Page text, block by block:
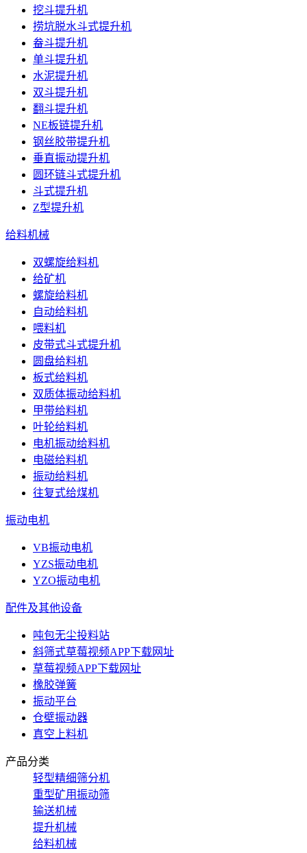
挖斗提升机
捞坑脱水斗式提升机
畚斗提升机
单斗提升机
水泥提升机
双斗提升机
翻斗提升机
NE板链提升机
钢丝胶带提升机
垂直振动提升机
圆环链斗式提升机
斗式提升机
Z型提升机
给料机械
双螺旋给料机
给矿机
螺旋给料机
自动给料机
喂料机
皮带式斗式提升机
圆盘给料机
板式给料机
双质体振动给料机
甲带给料机
叶轮给料机
电机振动给料机
电磁给料机
振动给料机
往复式给煤机
振动电机
VB振动电机
YZS振动电机
YZO振动电机
配件及其他设备
吨包无尘投料站
斜筛式草莓视频APP下载网址
草莓视频APP下载网址
橡胶弹簧
振动平台
仓壁振动器
真空上料机
产品分类
轻型精细筛分机
重型矿用振动筛
输送机械
提升机械
给料机械